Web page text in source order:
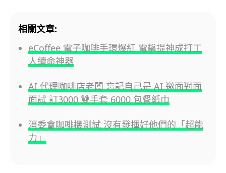
相關文章:
eCoffee 電子咖啡手環爆紅 電擊提神成打工
人續命神器
AI 代理咖啡店老闆 忘記自己是 AI 邀面對面
面試 訂3000 雙手套 6000 包餐紙巾
消委會咖啡機測試 沒有發揮好他們的「超能
力」